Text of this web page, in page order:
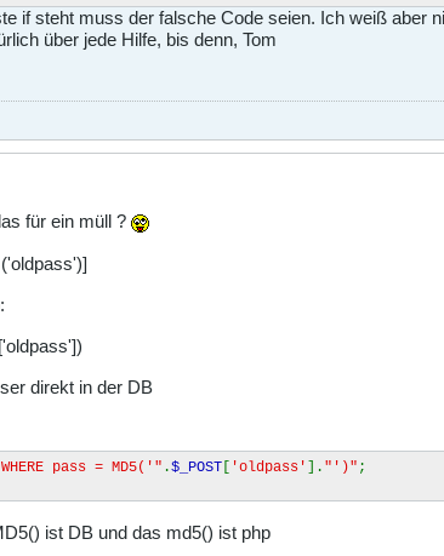
if steht muss der falsche Code seien. Ich weiß aber
über jede Hilfe, bis denn, Tom
für ein müll ?
direkt in der DB
pass = MD5('" .$_POST [ 'oldpass' ]. "')" ;
ist DB und das md5() ist php